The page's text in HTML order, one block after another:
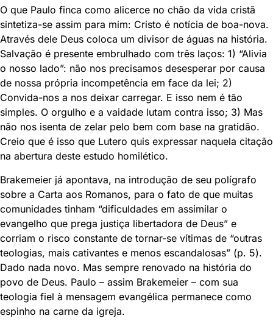
O que Paulo finca como alicerce no chão da vida cristã
sintetiza-se assim para mim: Cristo é notícia de boa-nova.
Através dele Deus coloca um divisor de águas na história.
Salvação é presente embrulhado com três laços: 1) “Alivia
o nosso lado”: não nos precisamos desesperar por causa
de nossa própria incompetência em face da lei; 2)
Convida-nos a nos deixar carregar. E isso nem é tão
simples. O orgulho e a vaidade lutam contra isso; 3) Mas
não nos isenta de zelar pelo bem com base na gratidão.
Creio que é isso que Lutero quis expressar naquela citação
na abertura deste estudo homilético.
Brakemeier já apontava, na introdução de seu polígrafo
sobre a Carta aos Romanos, para o fato de que muitas
comunidades tinham “dificuldades em assimilar o
evangelho que prega justiça libertadora de Deus” e
corriam o risco constante de tornar-se vítimas de “outras
teologias, mais cativantes e menos escandalosas” (p. 5).
Dado nada novo. Mas sempre renovado na história do
povo de Deus. Paulo – assim Brakemeier – com sua
teologia fiel à mensagem evangélica permanece como
espinho na carne da igreja.